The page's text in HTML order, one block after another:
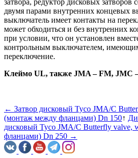
затвора, редуктор дисковых
двумя парами внутренних концевых
выключатель имеет контакты на
может обходиться и без внутренних
при условии, что он установлен
контрольным выключателем,
переключение.
Клеймо UL, также JMA – FM, JMC
← Затвор дисковый Tyco JMA/C
(монтаж между фланцами) Dn 150↑
дисковый Tyco JMA/C Butterfly valve,
фланцами) Dn 250 →